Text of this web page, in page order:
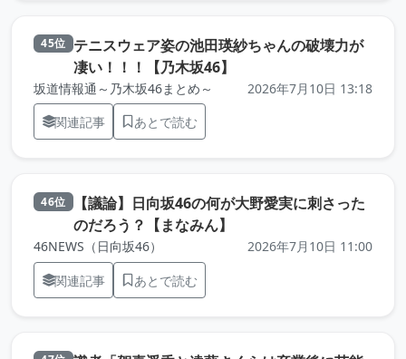
45位 テニスウェア姿の池田瑛紗ちゃんの破壊力が
凄い！！！【乃木坂46】
坂道情報通～乃木坂46まとめ～
2026年7月10日 13:18
関連記事
あとで読む
46位
【議論】日向坂46の何が大野愛実に刺さった
のだろう？【まなみん】
46NEWS（日向坂46）
2026年7月10日 11:00
関連記事
あとで読む